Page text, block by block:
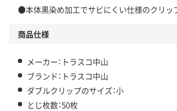
●本体黒染め加工でサビにくい仕様のクリッ
商品仕様
メーカー：トラスコ中山
ブランド：トラスコ中山
ダブルクリップのサイズ：小
とじ枚数：50枚